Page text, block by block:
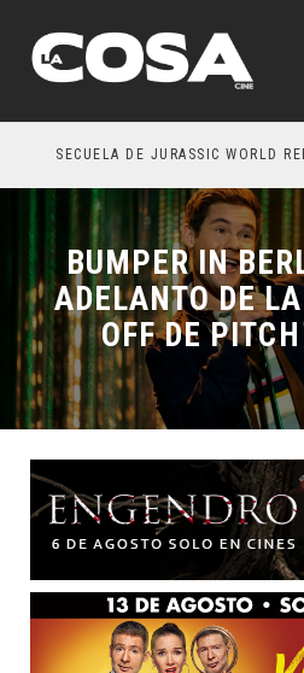
SECUELA DE JURASSIC WORLD
BUMPER IN
ADELANTO DE
OFF DE PITCH